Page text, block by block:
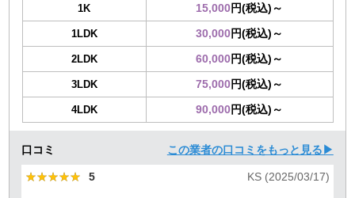
1K 15,000円(税込)～
1LDK 30,000円(税込)～
2LDK 60,000円(税込)～
3LDK 75,000円(税込)～
4LDK 90,000円(税込)～
口コミ この業者の口コミをもっと見る▶
★★★★★
★★★★★ 5 KS (2025/03/17)